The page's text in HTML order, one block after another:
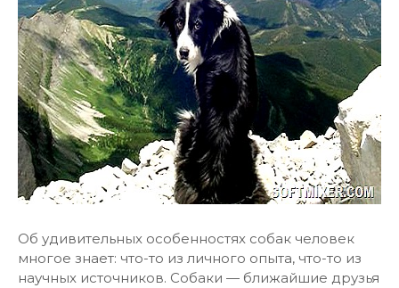
Об удивительных особенностях собак человек
многое знает: что-то из личного опыта, что-то из
научных источников. Собаки — ближайшие друзья